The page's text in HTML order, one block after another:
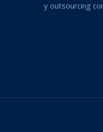
y outsourcing